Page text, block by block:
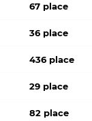
67 place
36 place
436 place
29 place
82 place